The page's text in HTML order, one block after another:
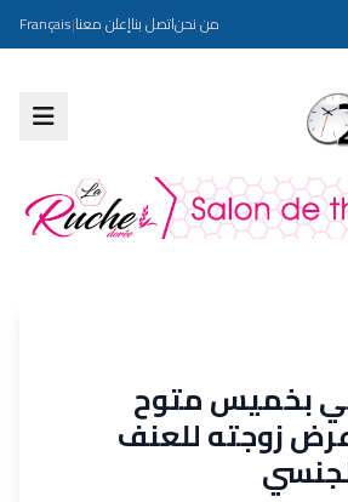
من نحناتصل بناإعلن معنا|
Français
بخميس متوح
زوجته للعنف